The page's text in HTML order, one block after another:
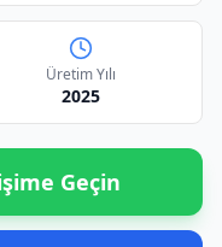
Üretim Yılı
2025
Geçin